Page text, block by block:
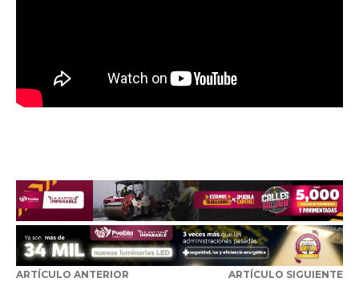
ARTÍCULO ANTERIOR ARTÍCULO SIGUIENTE